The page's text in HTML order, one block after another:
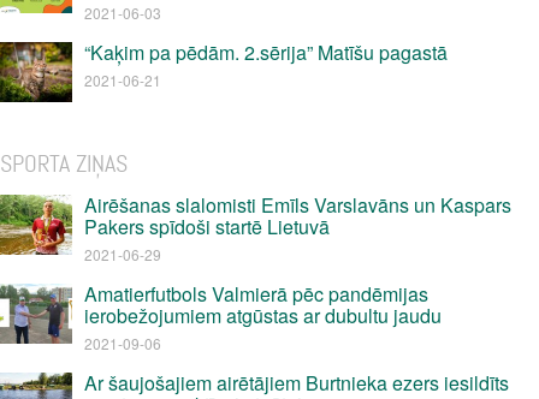
2021-06-03
“Kaķim pa pēdām. 2.sērija” Matīšu pagastā
2021-06-21
SPORTA ZIŅAS
Airēšanas slalomisti Emīls Varslavāns un Kaspars
Pakers spīdoši startē Lietuvā
2021-06-29
Amatierfutbols Valmierā pēc pandēmijas
ierobežojumiem atgūstas ar dubultu jaudu
2021-09-06
Ar šaujošajiem airētājiem Burtnieka ezers iesildīts